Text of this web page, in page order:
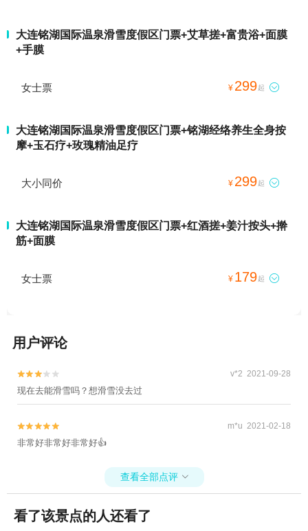
大连铭湖国际温泉滑雪度假区门票+艾草搓+富贵浴+面膜
+手膜
女士票 ¥ 299起 
大连铭湖国际温泉滑雪度假区门票+铭湖经络养生全身按
摩+玉石疗+玫瑰精油足疗
大小同价 ¥ 299起 
大连铭湖国际温泉滑雪度假区门票+红酒搓+姜汁按头+擀
筋+面膜
女士票 ¥ 179起 
用户评论

 v*2 2021-09-28
现在去能滑雪吗？想滑雪没去过

 m*u 2021-02-18
非常好非常好非常好👍
查看全部点评 
看了该景点的人还看了